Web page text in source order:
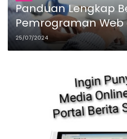
Panduan Lengkap
Pemrograman
Laravel
25/07/2024